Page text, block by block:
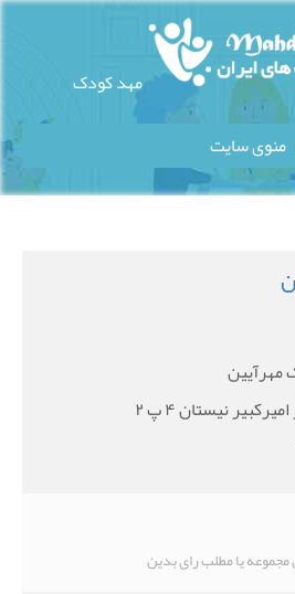
مهد کودک
منوی سایت
مهرآیین
نیستان ۴ پ ۲
مجموعه یا مطلب رای بدین